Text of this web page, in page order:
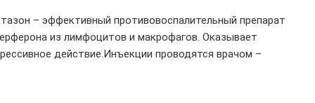
– эффективный противовоспалительный препарат
из лимфоцитов и макрофагов. Оказывает
действие.Инъекции проводятся врачом –